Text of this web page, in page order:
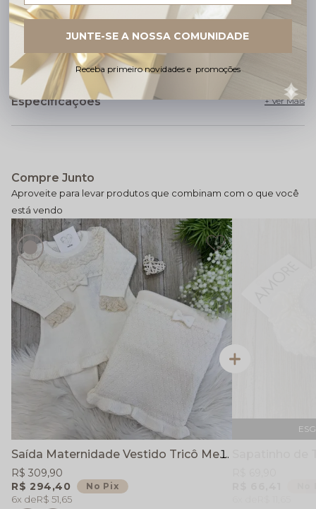
Cuidados com a peça
Especificações
Compre Junto
Saída Maternidade Vestido Tricô Menina Laço de Amor - Off White - Vestido Calça e Manta
R$ 294,40 No Pix
R$ 309,90
6x R$ 51,65
Receba primeiro novidades e promoções
JUNTE-SE A NOSSA COMUNIDADE